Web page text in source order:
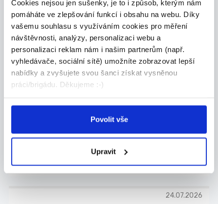
Cookies nejsou jen sušenky, je to i způsob, kterým nám
pomáháte ve zlepšování funkcí i obsahu na webu. Díky
vašemu souhlasu s využíváním cookies pro měření
návštěvnosti, analýzy, personalizaci webu a
personalizaci reklam nám i našim partnerům (např.
vyhledávače, sociální sítě) umožníte zobrazovat lepší
nabídky a zvyšujete svou šanci získat vysněnou
práci/brigádu. Děkujeme :-)
Povolit vše
Upravit
Grafton Recruitment s.r.o.
24.07.2026
CNC frézař | Bez nočních
24.07.2026